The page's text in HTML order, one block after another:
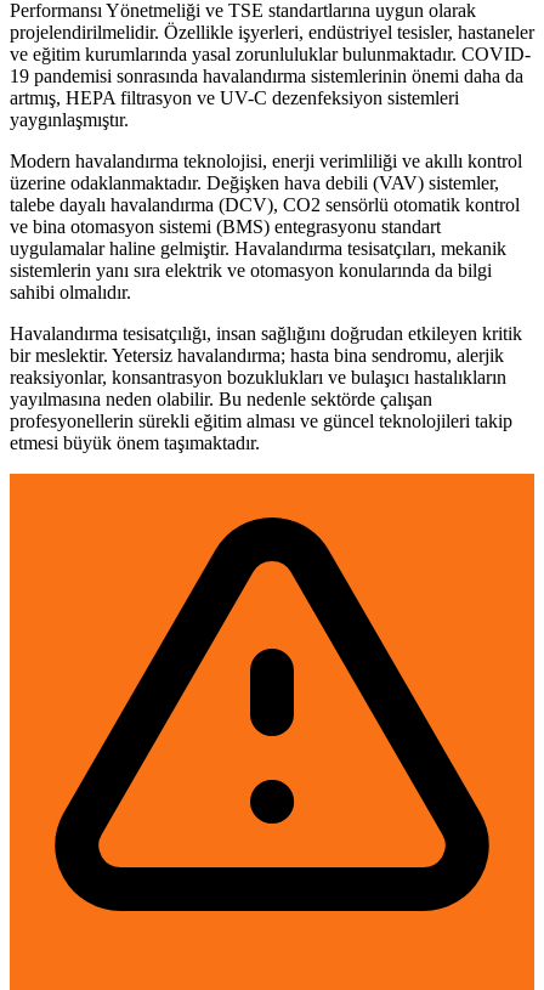
Performansı Yönetmeliği ve TSE standartlarına uygun olarak
projelendirilmelidir. Özellikle işyerleri, endüstriyel tesisler, hastaneler
ve eğitim kurumlarında yasal zorunluluklar bulunmaktadır. COVID-
19 pandemisi sonrasında havalandırma sistemlerinin önemi daha da
artmış, HEPA filtrasyon ve UV-C dezenfeksiyon sistemleri
yaygınlaşmıştır.
Modern havalandırma teknolojisi, enerji verimliliği ve akıllı kontrol
üzerine odaklanmaktadır. Değişken hava debili (VAV) sistemler,
talebe dayalı havalandırma (DCV), CO2 sensörlü otomatik kontrol
ve bina otomasyon sistemi (BMS) entegrasyonu standart
uygulamalar haline gelmiştir. Havalandırma tesisatçıları, mekanik
sistemlerin yanı sıra elektrik ve otomasyon konularında da bilgi
sahibi olmalıdır.
Havalandırma tesisatçılığı, insan sağlığını doğrudan etkileyen kritik
bir meslektir. Yetersiz havalandırma; hasta bina sendromu, alerjik
reaksiyonlar, konsantrasyon bozuklukları ve bulaşıcı hastalıkların
yayılmasına neden olabilir. Bu nedenle sektörde çalışan
profesyonellerin sürekli eğitim alması ve güncel teknolojileri takip
etmesi büyük önem taşımaktadır.